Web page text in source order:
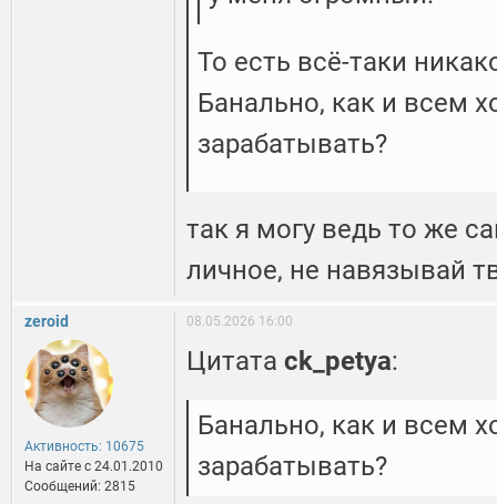
То есть всё-таки
Банально, как и всем
зарабатывать?
так я могу ведь то же
личное, не навязывай
zeroid
Активность: 10675
На сайте c 24.01.2010
Сообщений: 2815
08.05.2026 16:00
Цитата ck_petya:
Банально, как и всем
зарабатывать?